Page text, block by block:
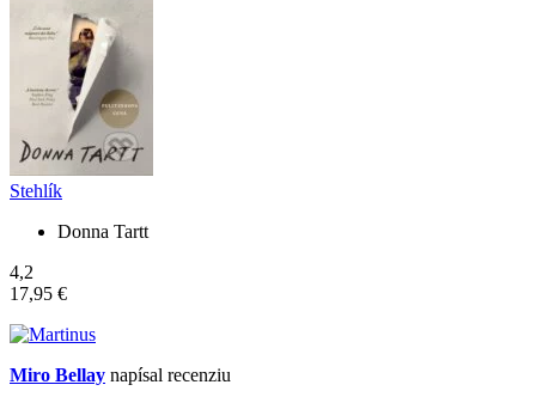
Stehlík
Donna Tartt
4,2
17,95 €
Miro Bellay napísal recenziu